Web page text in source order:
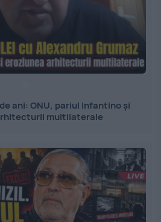
ani: ONU, pariul Infantino și
multilaterale